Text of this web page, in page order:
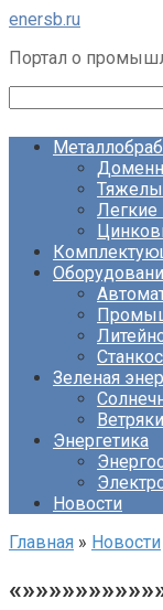
Перейти
контенту
enersb.ru
Портал о
Легкие
Зеленая
Ветряки
Энергетика
Новости
Главная » Новости